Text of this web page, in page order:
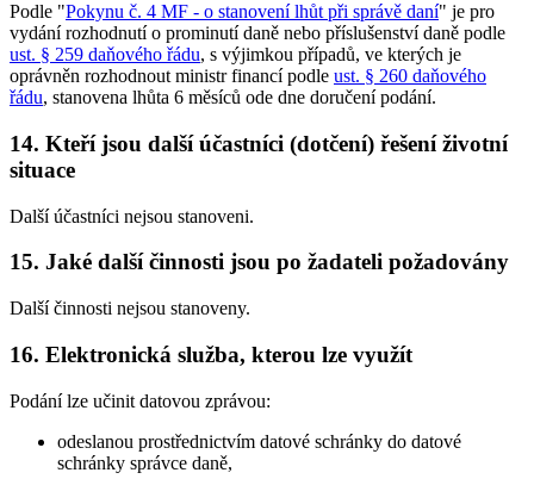
Podle "Pokynu č. 4 MF - o stanovení lhůt při správě daní" je pro
vydání rozhodnutí o prominutí daně nebo příslušenství daně podle
ust. § 259 daňového řádu, s výjimkou případů, ve kterých je
oprávněn rozhodnout ministr financí podle ust. § 260 daňového
řádu, stanovena lhůta 6 měsíců ode dne doručení podání.
14. Kteří jsou další účastníci (dotčení) řešení životní
situace
Další účastníci nejsou stanoveni.
15. Jaké další činnosti jsou po žadateli požadovány
Další činnosti nejsou stanoveny.
16. Elektronická služba, kterou lze využít
Podání lze učinit datovou zprávou:
odeslanou prostřednictvím datové schránky do datové
schránky správce daně,